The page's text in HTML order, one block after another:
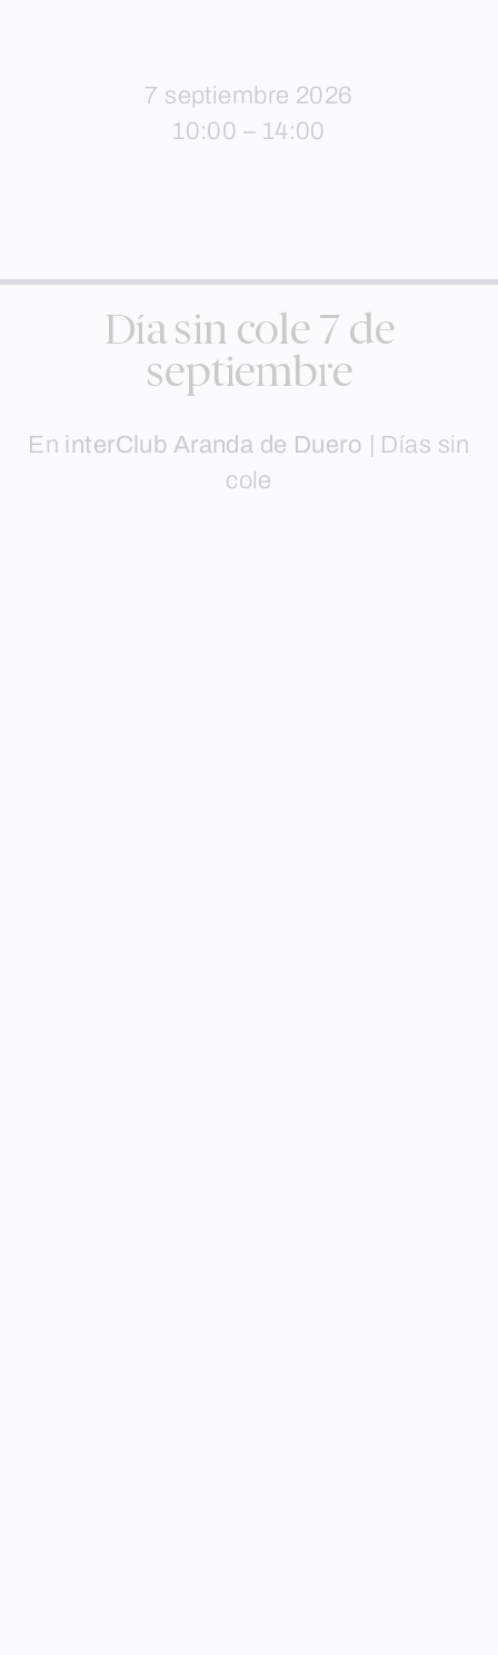
7 septiembre 2026
10:00 – 14:00
Día sin cole 7 de
septiembre
En interClub Aranda de Duero
Días sin
cole